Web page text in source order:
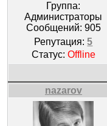
Группа:
Администраторы
Сообщений: 905
Репутация:5
Статус: Offline
nazarov